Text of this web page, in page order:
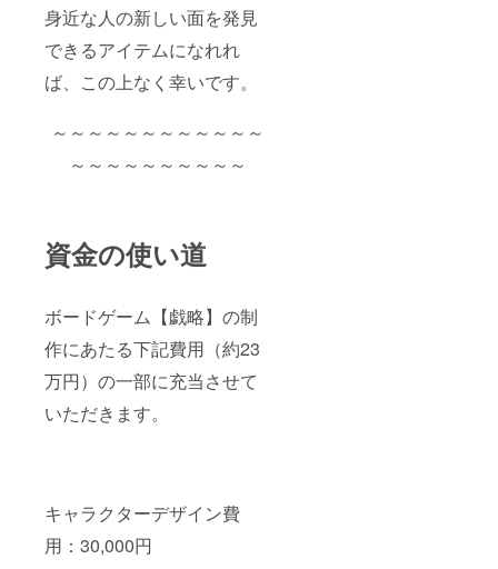
身近な人の新しい面を発見
できるアイテムになれれ
ば、この上なく幸いです。
～～～～～～～～～～～～
～～～～～～～～～～
資金の使い道
ボードゲーム【戯略】の制
作にあたる下記費用（約23
万円）の一部に充当させて
いただきます。
キャラクターデザイン費
用：30,000円